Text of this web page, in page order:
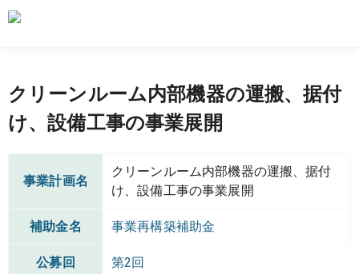
クリーンルーム内部機器の運搬、据付
け、設備工事の事業展開
事業計画名
クリーンルーム内部機器の運搬、据付
け、設備工事の事業展開
補助金名 事業再構築補助金
公募回 第2回